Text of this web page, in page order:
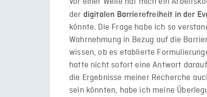
der digitalen Barrierefreiheit in der
könnte. Die Frage habe ich so
Wahrnehmung in Bezug auf die
wissen, ob es etablierte
hatte nicht sofort eine Antwort
die Ergebnisse meiner Recherche
sein könnten, habe ich meine